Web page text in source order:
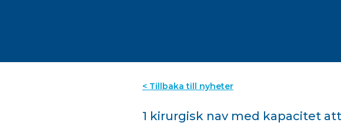
< Tillbaka till nyheter
1 kirurgisk nav med kapacitet